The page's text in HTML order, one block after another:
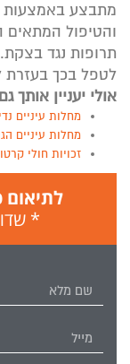
והטיפול המתאים
תרופות נגד
לטפל בכך בעזרת
אולי יעניין אותך
מחלות עיניים
מחלות עיניים
זכויות חולי
*